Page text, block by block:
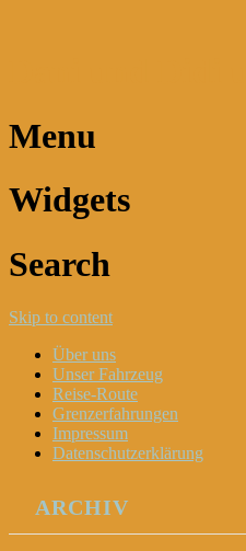
Menu
Widgets
Search
Skip to content
Über uns
Unser Fahrzeug
Reise-Route
Grenzerfahrungen
Impressum
Datenschutzerklärung
ARCHIV